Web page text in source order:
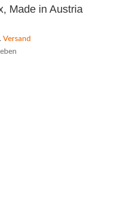
Made in Austria
Versand